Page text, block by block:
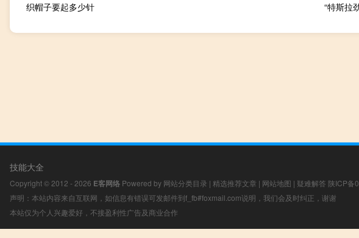
织帽子要起多少针
“特斯拉
技能大全
Copyright © 2012 - 2026 E客网络 Powered by 网站分类目录 | 精选推荐文章 | 网站地图 | 疑难解答 陕ICP备
声明：本站内容来自互联网，如信息有错误可发邮件到f_fb#foxmail.com说明，我们会及时纠正，谢谢
本站仅为个人兴趣爱好，不接盈利性广告及商业合作